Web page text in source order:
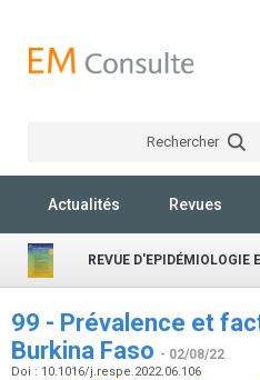
Rechercher
Actualités Revues
REVUE D'EPIDÉMIOLOGIE
99 - Prévalence et
Burkina Faso - 02/08/22
Doi : 10.1016/j.respe.2022.06.106